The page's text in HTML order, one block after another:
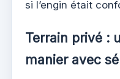
si l’engin était
Terrain privé :
manier avec